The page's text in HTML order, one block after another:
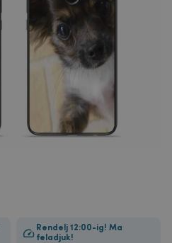
Rendelj 12:00-ig! Ma
feladjuk!